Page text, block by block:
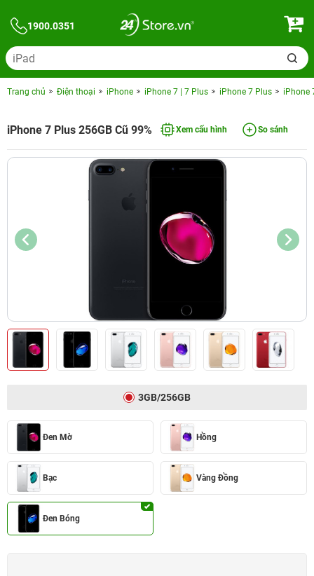
1900.0351
Trang chủ Điện thoại iPhone iPhone 7 | 7 Plus iPhone 7 Plus iPhone
iPhone 7 Plus 256GB Cũ 99% Xem cấu hình So sánh
3GB/256GB
Đen Mờ Hồng
Bạc Vàng Đồng
Đen Bóng